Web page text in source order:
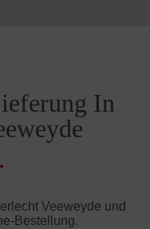
In
Veeweyde und
Bestellung.